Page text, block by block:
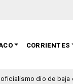
CORRIENTES
dio de baja el